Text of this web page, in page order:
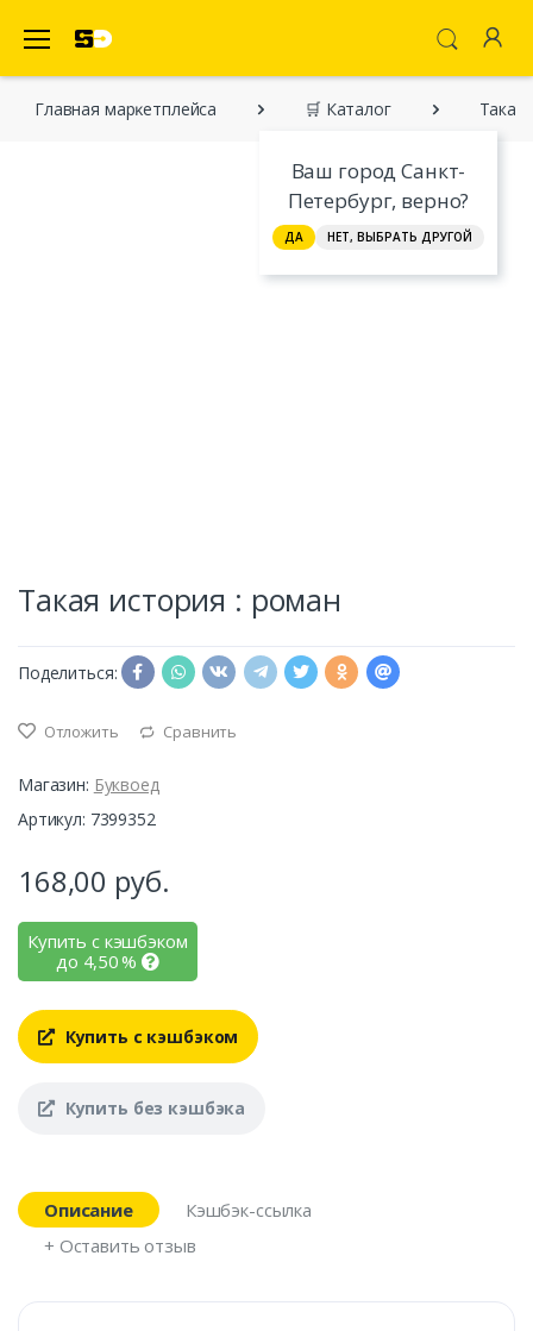
Ваш город Санкт-
Петербург, верно?
ДА НЕТ, ВЫБРАТЬ ДРУГОЙ
Главная марĸетплейса 🛒 Каталог Такая
Такая история : роман
Поделиться:
Отложить Сравнить
Магазин: Буквоед
Артикул: 7399352
168,00 руб.
Купить с кэшбэком
до 4,50%
Купить с кэшбэком
Купить без кэшбэка
Описание
Кэшбэк-ссылка
+ Оставить отзыв